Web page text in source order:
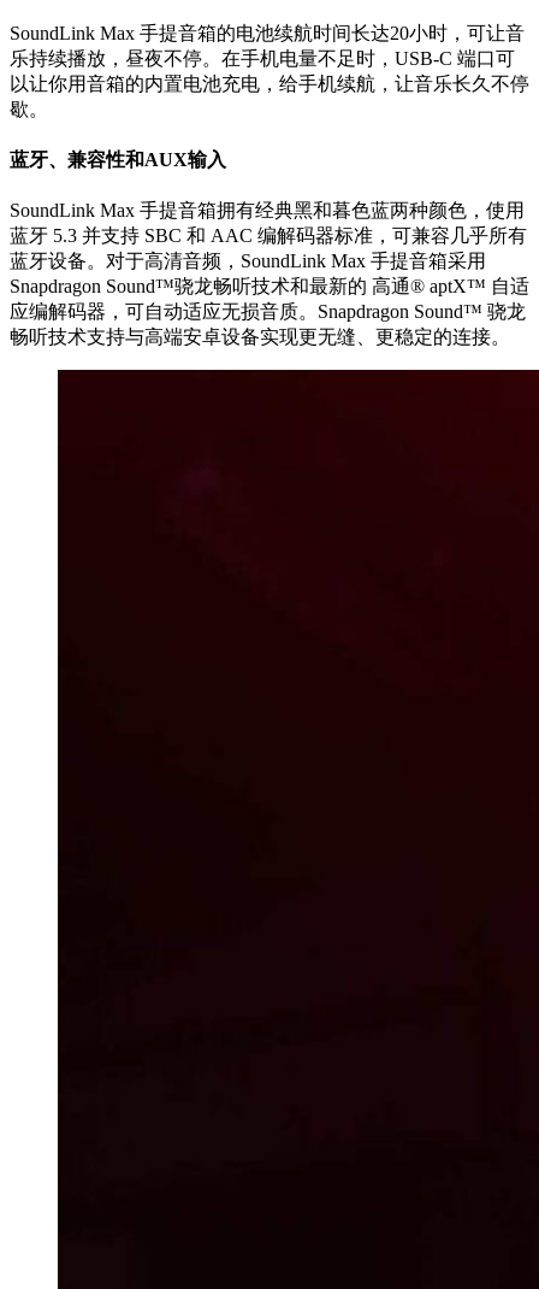
SoundLink Max 手提音箱的电池续航时间长达20小时，可让音
乐持续播放，昼夜不停。在手机电量不足时，USB-C 端口可
以让你用音箱的内置电池充电，给手机续航，让音乐长久不停
歇。
蓝牙、兼容性和AUX输入
SoundLink Max 手提音箱拥有经典黑和暮色蓝两种颜色，使用
蓝牙 5.3 并支持 SBC 和 AAC 编解码器标准，可兼容几乎所有
蓝牙设备。对于高清音频，SoundLink Max 手提音箱采用
Snapdragon Sound™骁龙畅听技术和最新的 高通® aptX™ 自适
应编解码器，可自动适应无损音质。Snapdragon Sound™ 骁龙
畅听技术支持与高端安卓设备实现更无缝、更稳定的连接。